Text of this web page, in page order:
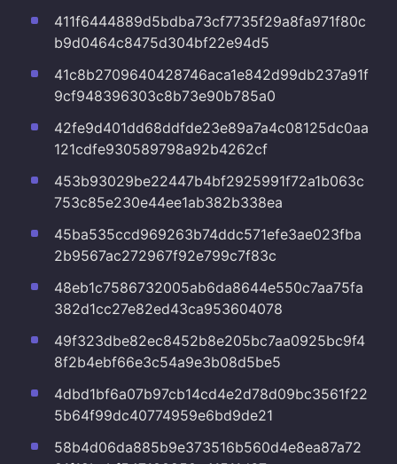
411f6444889d5bdba73cf7735f29a8fa971f80c
b9d0464c8475d304bf22e94d5
41c8b2709640428746aca1e842d99db237a91f
9cf948396303c8b73e90b785a0
42fe9d401dd68ddfde23e89a7a4c08125dc0aa
121cdfe930589798a92b4262cf
453b93029be22447b4bf2925991f72a1b063c
753c85e230e44ee1ab382b338ea
45ba535ccd969263b74ddc571efe3ae023fba
2b9567ac272967f92e799c7f83c
48eb1c7586732005ab6da8644e550c7aa75fa
382d1cc27e82ed43ca953604078
49f323dbe82ec8452b8e205bc7aa0925bc9f4
8f2b4ebf66e3c54a9e3b08d5be5
4dbd1bf6a07b97cb14cd4e2d78d09bc3561f22
5b64f99dc40774959e6bd9de21
58b4d06da885b9e373516b560d4e8ea87a72